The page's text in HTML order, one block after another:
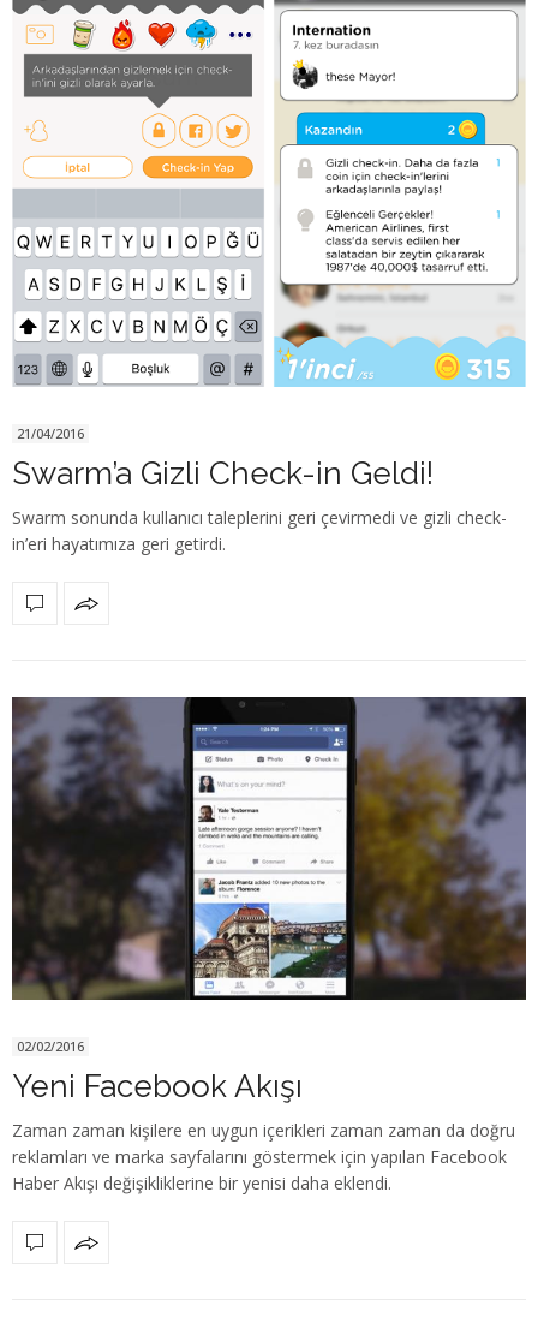
21/04/2016
Swarm’a Gizli Check-in Geldi!
Swarm sonunda kullanıcı taleplerini geri çevirmedi ve gizli check-
in’eri hayatımıza geri getirdi.
02/02/2016
Yeni Facebook Akışı
Zaman zaman kişilere en uygun içerikleri zaman zaman da doğru
reklamları ve marka sayfalarını göstermek için yapılan Facebook
Haber Akışı değişikliklerine bir yenisi daha eklendi.